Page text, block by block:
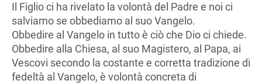
Il Figlio ci ha rivelato la volontà del Padre e noi ci
salviamo se obbediamo al suo Vangelo.
Obbedire al Vangelo in tutto è ciò che Dio ci chiede.
Obbedire alla Chiesa, al suo Magistero, al Papa, ai
Vescovi secondo la costante e corretta tradizione di
fedeltà al Vangelo, è volontà concreta di